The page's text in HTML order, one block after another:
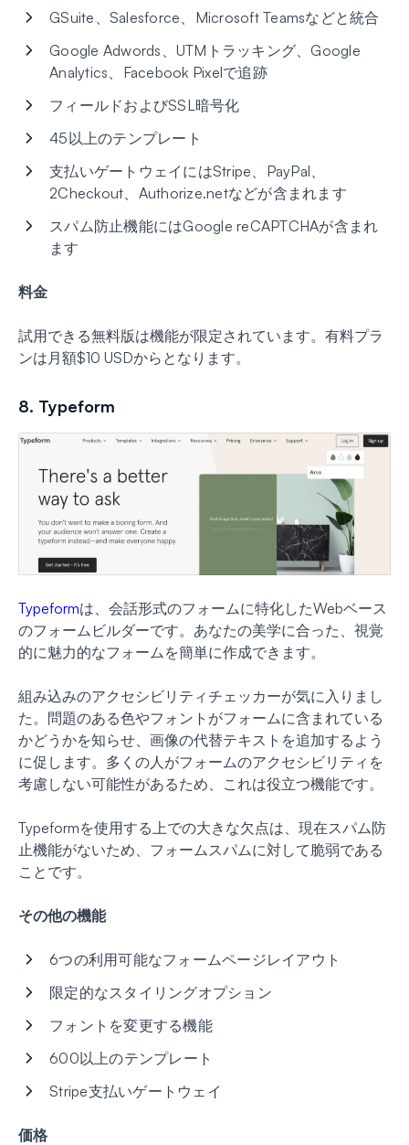
GSuite、Salesforce、Microsoft Teamsなどと統合
Google Adwords、UTMトラッキング、Google
Analytics、Facebook Pixelで追跡
フィールドおよびSSL暗号化
45以上のテンプレート
支払いゲートウェイにはStripe、PayPal、
2Checkout、Authorize.netなどが含まれます
スパム防止機能にはGoogle reCAPTCHAが含まれ
ます
料金
試用できる無料版は機能が限定されています。有料プラ
ンは月額$10 USDからとなります。
8. Typeform
Typeformは、会話形式のフォームに特化したWebベース
のフォームビルダーです。あなたの美学に合った、視覚
的に魅力的なフォームを簡単に作成できます。
組み込みのアクセシビリティチェッカーが気に入りまし
た。問題のある色やフォントがフォームに含まれている
かどうかを知らせ、画像の代替テキストを追加するよう
に促します。多くの人がフォームのアクセシビリティを
考慮しない可能性があるため、これは役立つ機能です。
Typeformを使用する上での大きな欠点は、現在スパム防
止機能がないため、フォームスパムに対して脆弱である
ことです。
その他の機能
6つの利用可能なフォームページレイアウト
限定的なスタイリングオプション
フォントを変更する機能
600以上のテンプレート
Stripe支払いゲートウェイ
価格